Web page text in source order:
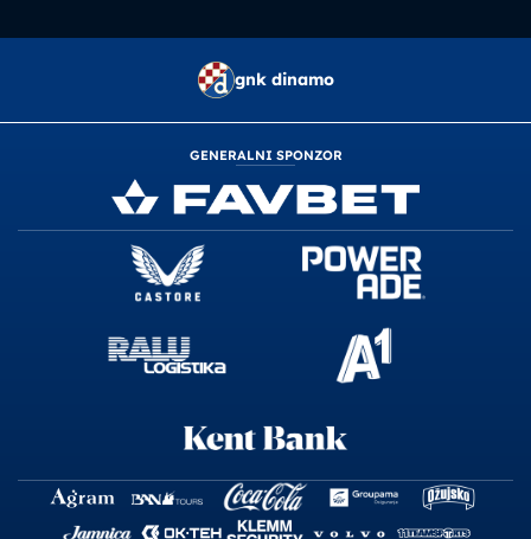
gnk dinamo
GENERALNI SPONZOR